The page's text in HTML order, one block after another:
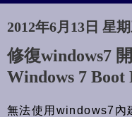
2012年6月13日 星
修復windows7
Windows 7 Boot
無法使用windows7內